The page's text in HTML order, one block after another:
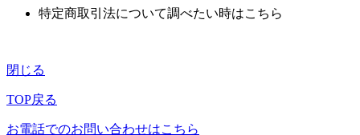
特定商取引法について調べたい時はこちら
閉じる
TOP戻る
お電話でのお問い合わせはこちら